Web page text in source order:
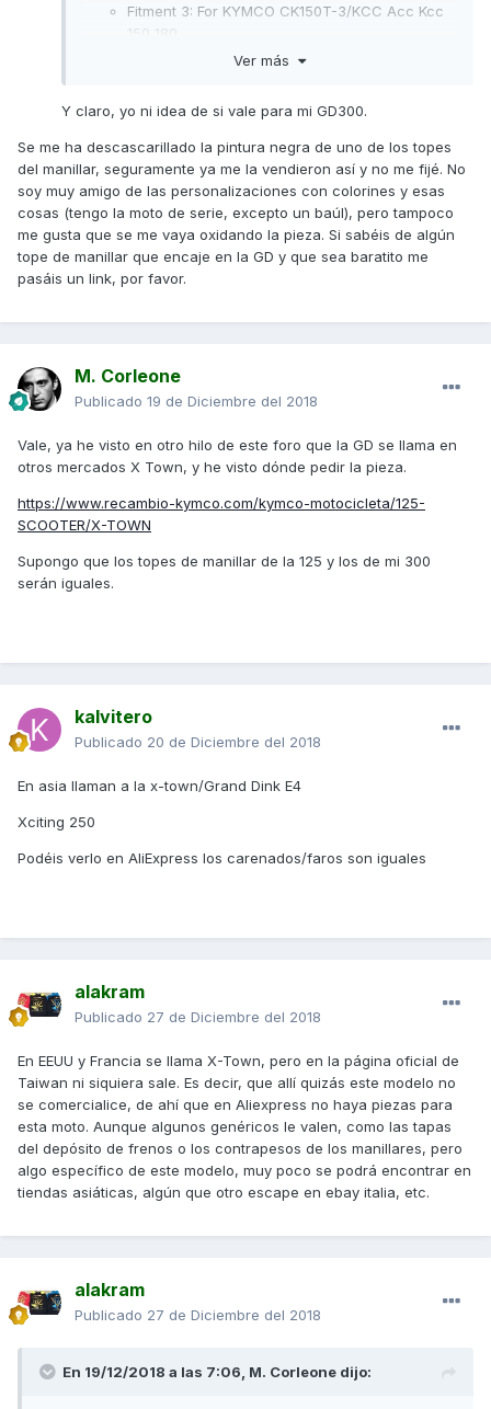
Fitment 3: For KYMCO CK150T-3/KCC Acc Kcc
150 180
For KYMCO Like 150 180
Ver más
Y claro, yo ni idea de si vale para mi GD300.
Se me ha descascarillado la pintura negra de uno de los topes
del manillar, seguramente ya me la vendieron así y no me fijé. No
soy muy amigo de las personalizaciones con colorines y esas
cosas (tengo la moto de serie, excepto un baúl), pero tampoco
me gusta que se me vaya oxidando la pieza. Si sabéis de algún
tope de manillar que encaje en la GD y que sea baratito me
pasáis un link, por favor.
M. Corleone
Publicado 19 de Diciembre del 2018
Vale, ya he visto en otro hilo de este foro que la GD se llama en
otros mercados X Town, y he visto dónde pedir la pieza.
https://www.recambio-kymco.com/kymco-motocicleta/125-
SCOOTER/X-TOWN
Supongo que los topes de manillar de la 125 y los de mi 300
serán iguales.
kalvitero
Publicado 20 de Diciembre del 2018
En asia llaman a la x-town/Grand Dink E4
Xciting 250
Podéis verlo en AliExpress los carenados/faros son iguales
alakram
Publicado 27 de Diciembre del 2018
En EEUU y Francia se llama X-Town, pero en la página oficial de
Taiwan ni siquiera sale. Es decir, que allí quizás este modelo no
se comercialice, de ahí que en Aliexpress no haya piezas para
esta moto. Aunque algunos genéricos le valen, como las tapas
del depósito de frenos o los contrapesos de los manillares, pero
algo específico de este modelo, muy poco se podrá encontrar en
tiendas asiáticas, algún que otro escape en ebay italia, etc.
alakram
Publicado 27 de Diciembre del 2018
En 19/12/2018 a las 7:06, M. Corleone dijo: